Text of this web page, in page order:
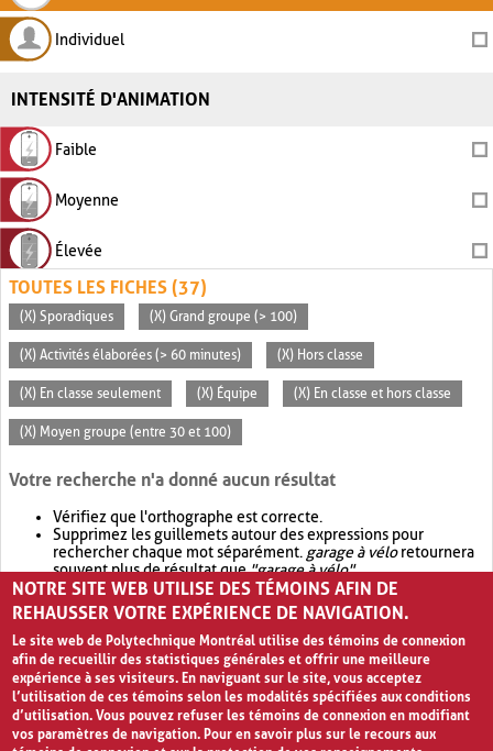
Individuel
INTENSITÉ D'ANIMATION
Faible
Moyenne
Élevée
TOUTES LES FICHES (37)
(X) Sporadiques (X) Grand groupe (> 100)
(X) Activités élaborées (> 60 minutes) (X) Hors classe
(X) En classe seulement (X) Équipe (X) En classe et hors classe
(X) Moyen groupe (entre 30 et 100)
Votre recherche n'a donné aucun résultat
Vérifiez que l'orthographe est correcte.
Supprimez les guillemets autour des expressions pour
rechercher chaque mot séparément. garage à véloretournera
souvent plus de résultat que"garage à vélo".
Envisagez d'élargir votre recherche avec OR.garage OR vélo
retournera souvent plus de résultat quegarage à vélo
NOTRE SITE WEB UTILISE DES TÉMOINS AFIN DE
REHAUSSER VOTRE EXPÉRIENCE DE NAVIGATION.
Le site web de Polytechnique Montréal utilise des témoins de connexion
afin de recueillir des statistiques générales et offrir une meilleure
expérience à ses visiteurs. En naviguant sur le site, vous acceptez
l’utilisation de ces témoins selon les modalités spécifiées aux conditions
d’utilisation. Vous pouvez refuser les témoins de connexion en modifiant
vos paramètres de navigation. Pour en savoir plus sur le recours aux